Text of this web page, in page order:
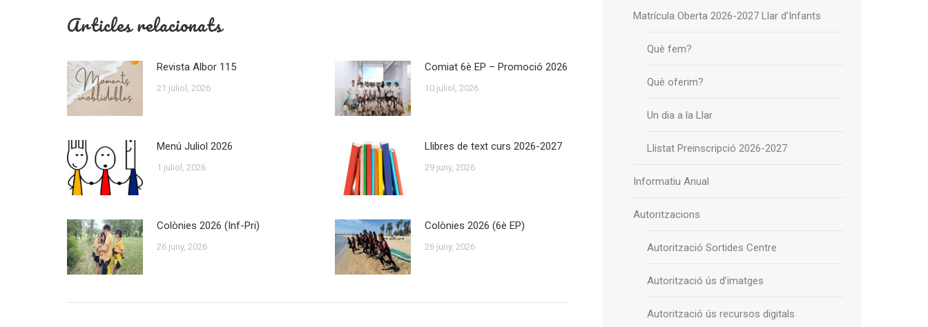
Articles relacionats
Revista Albor 115
21 juliol, 2026
Comiat 6è EP – Promoció 2026
10 juliol, 2026
Menú Juliol 2026
1 juliol, 2026
Llibres de text curs 2026-2027
29 juny, 2026
Colònies 2026 (Inf-Pri)
26 juny, 2026
Colònies 2026 (6è EP)
26 juny, 2026
Matrícula Oberta 2026-2027 Llar d’Infants
Què fem?
Què oferim?
Un dia a la Llar
Llistat Preinscripció 2026-2027
Informatiu Anual
Autoritzacions
Autorització Sortides Centre
Autorització ús d’imatges
Autorització ús recursos digitals